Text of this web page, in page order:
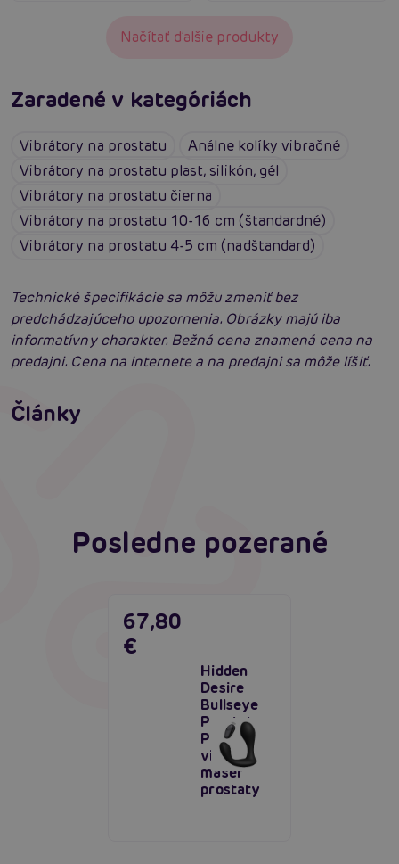
Načítať ďalšie produkty
Zaradené v kategóriách
Vibrátory na prostatu
Análne kolíky vibračné
Vibrátory na prostatu plast, silikón, gél
Vibrátory na prostatu čierna
Vibrátory na prostatu 10-16 cm (štandardné)
Vibrátory na prostatu 4-5 cm (nadštandard)
Technické špecifikácie sa môžu zmeniť bez
predchádzajúceho upozornenia. Obrázky majú iba
informatívny charakter. Bežná cena znamená cena na
predajni. Cena na internete a na predajni sa môže líšiť.
Články
Príprava na análny sex: Tipy krok za krokom
Čítať viacej
Masáž prostaty, poskytuje úľavu aj vzrušenie
Posledne pozerané
Hidden
Desire
Bullseye
Prostate
Plug,
vibračný
masér
prostaty
67,80
€